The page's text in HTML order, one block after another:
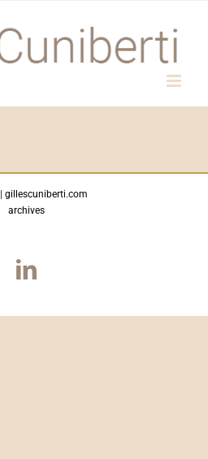
gillescuniberti.com
archives
LinkedIn